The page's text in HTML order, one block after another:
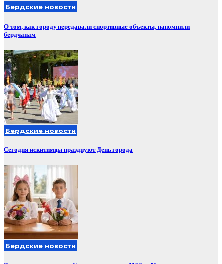
Бердские новости
О том, как городу передавали спортивные объекты, напомнили
бердчанам
Бердские новости
Сегодня искитимцы празднуют День города
Бердские новости